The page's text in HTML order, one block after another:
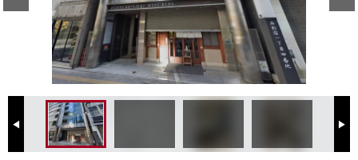
Previous Next